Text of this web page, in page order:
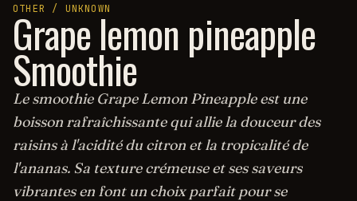
OTHER / UNKNOWN
Grape lemon pineapple
Smoothie
Le smoothie Grape Lemon Pineapple est une
boisson rafraîchissante qui allie la douceur des
raisins à l'acidité du citron et la tropicalité de
l'ananas. Sa texture crémeuse et ses saveurs
vibrantes en font un choix parfait pour se